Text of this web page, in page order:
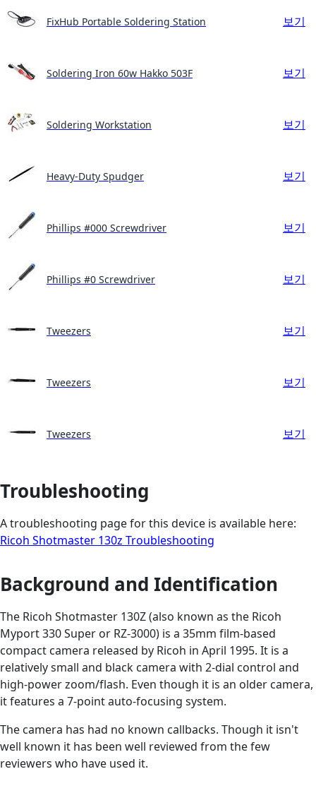
FixHub Portable Soldering Station 보기
Soldering Iron 60w Hakko 503F 보기
Soldering Workstation 보기
Heavy-Duty Spudger 보기
Phillips #000 Screwdriver 보기
Phillips #0 Screwdriver 보기
Tweezers 보기
Tweezers 보기
Tweezers 보기
Troubleshooting
A troubleshooting page for this device is available here:
Ricoh Shotmaster 130z Troubleshooting
Background and Identification
The Ricoh Shotmaster 130Z (also known as the Ricoh
Myport 330 Super or RZ-3000) is a 35mm film-based
compact camera released by Ricoh in April 1995. It is a
relatively small and black camera with 2-dial control and
high-power zoom/flash. Even though it is an older camera,
it features a 7-point auto-focusing system.
The camera has had no known callbacks. Though it isn't
well known it has been well reviewed from the few
reviewers who have used it.